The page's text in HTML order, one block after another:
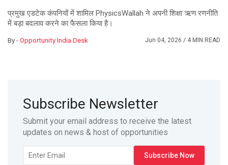
प्रमुख एडटेक कंपनियों में शामिल PhysicsWallah ने अपनी शिक्षा ऋण रणनीति
में बड़ा बदलाव करने का फैसला किया है।
By -Opportunity India Desk Jun 04, 2026 / 4 MIN READ
Subscribe Newsletter
Submit your email address to receive the latest
updates on news & host of opportunities